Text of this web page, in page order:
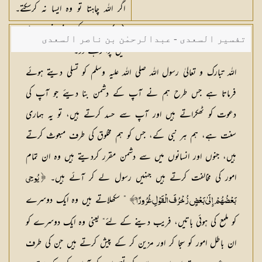
اگر اللہ چاہتا تو وہ ایسا نہ کرسکتے۔
(٥١) لہذا ان کو اپنی افترا پردازیوں
میں پڑا رہنے دو۔
تفسیر السعدی - عبدالرحمٰن بن ناصر السعدی
اللہ تبارک و تعالیٰ رسول اللہ صلی اللہ علیہ وسلم کو تسلی دیتے ہوئے
فرماتا ہے جس طرح ہم نے آپ کے دشمن بنا دیئے جو آپ کی
دعوت کو ٹھکراتے ہیں اور آپ سے حسد کرتے ہیں، تو یہ ہماری
سنت ہے، ہم ہر نبی کے، جس کو ہم مخلوق کی طرف مبعوث کرتے
ہیں، جنوں اور انسانوں میں سے دشمن مقرر کردیتے ہیں وہ ان تمام
امور کی مخالفت کرتے ہیں جنہیں رسول لے کر آئے ہیں۔ ﴿ يُوحِي
بَعْضُهُمْ إِلَىٰ بَعْضٍ زُخْرُفَ الْقَوْلِ غُرُورًا ۚ﴾ ” سکھلاتے ہیں وہ ایک دوسرے
کو ملمع کی ہوئی باتیں، فریب دینے کے لئے“ یعنی وہ ایک دوسرے کو
ان باطل امور کو سجا کر اور مزین کر کے پیش کرتے ہیں جن کی طرف